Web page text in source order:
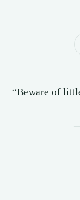
“Beware of